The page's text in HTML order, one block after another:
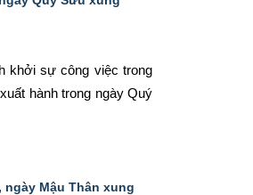
khởi sự công việc trong
hành trong ngày Quý
Mậu Thân xung